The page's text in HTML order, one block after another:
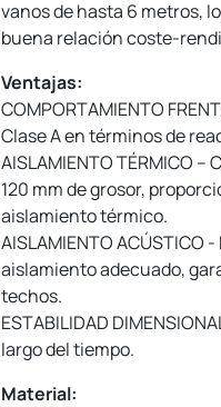
vanos de hasta 6 metros,
buena relación coste-
Ventajas:
COMPORTAMIENTO
Clase A en términos de
AISLAMIENTO TÉRMICO
120 mm de grosor,
aislamiento térmico.
AISLAMIENTO
aislamiento adecuado,
techos.
ESTABILIDAD
largo del tiempo.
Material: